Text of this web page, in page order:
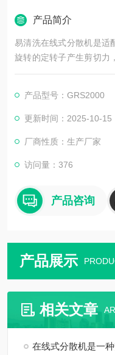
产品简介
易清洗在线式分散机是适
旋转的定转子产生剪切力
低位出料结构，便于物
产品型号：GRS2000
更新时间：2025-10-15
厂商性质：生产厂家
访问量：376
产品咨询
产品展示
相关文章
在线式分散机是一